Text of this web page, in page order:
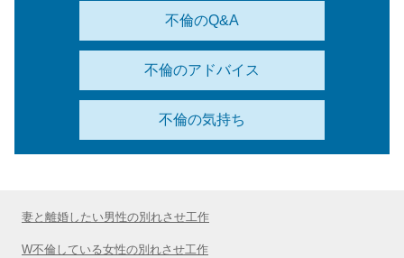
不倫のQ&A
不倫のアドバイス
不倫の気持ち
妻と離婚したい男性の別れさせ工作
W不倫している女性の別れさせ工作